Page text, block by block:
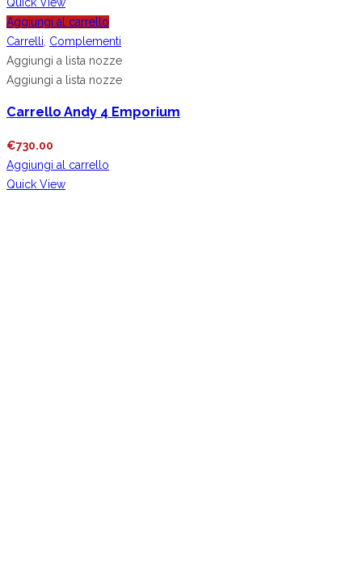
Aggiungi al carrello
Carrelli Complementi
Aggiungi a lista nozze
Aggiungi a lista nozze
Carrello Andy 4 Emporium
€730.00
Aggiungi al carrello
Quick View